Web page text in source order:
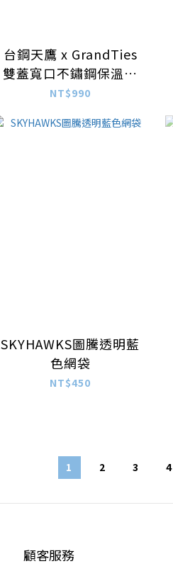
台鋼天鷹 x GrandTies
雙蓋寬口不鏽鋼保溫瓶
709mL– SKY造型款
NT$990
SKYHAWKS圖騰透明藍
色網袋
NT$450
1 2 3 4
顧客服務